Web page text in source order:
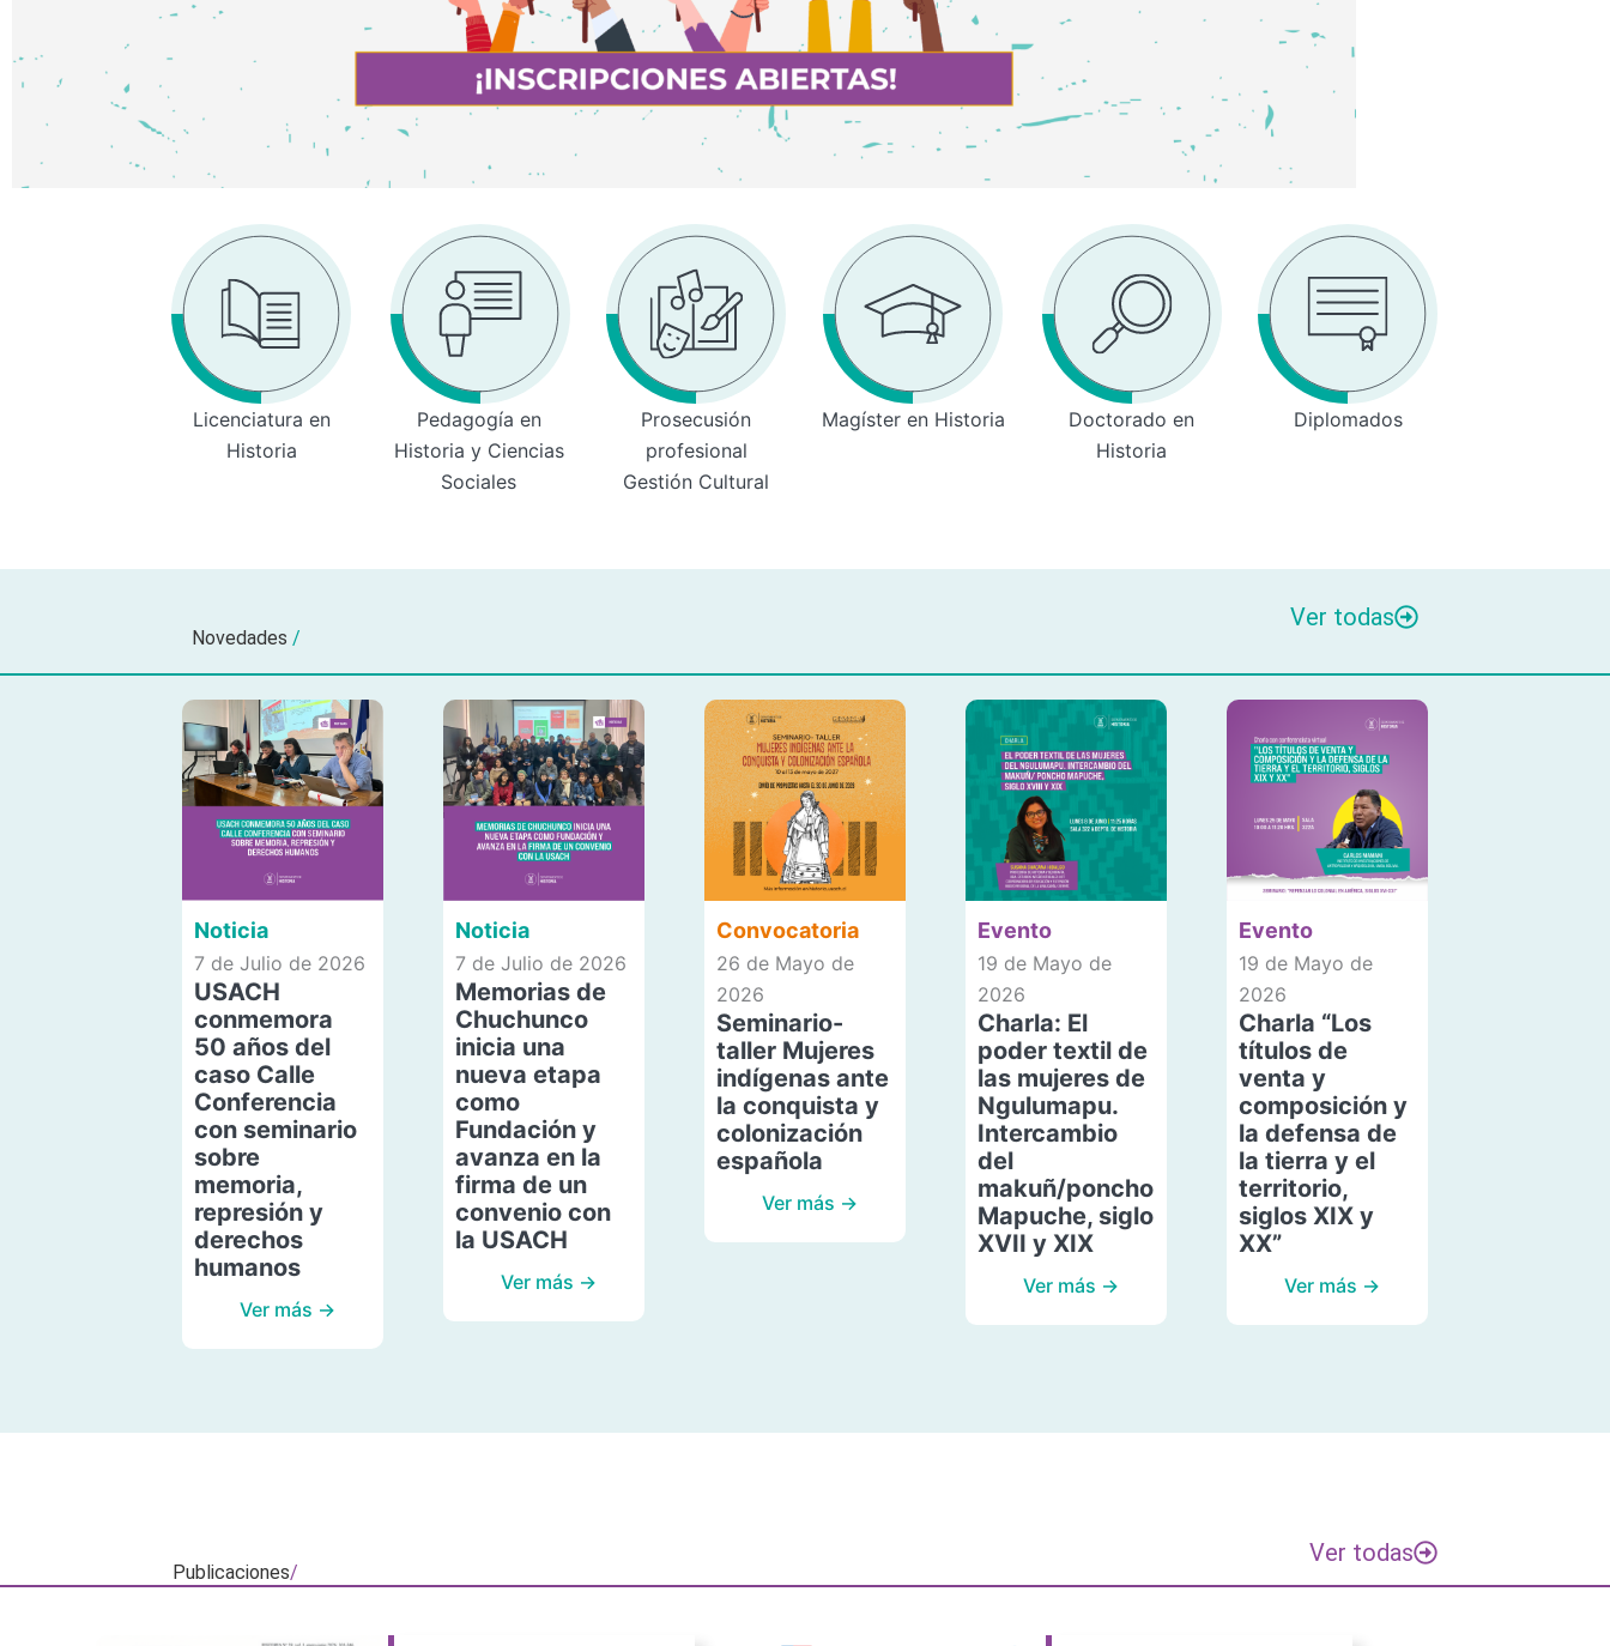
Licenciatura en
Historia
Pedagogía en
Historia y Ciencias
Sociales
Prosecusión
profesional
Gestión Cultural
Magíster en Historia
Doctorado en
Historia
Diplomados
Novedades /
Ver todas
Noticia
7 de Julio de 2026
USACH
conmemora
50 años del
caso Calle
Conferencia
con seminario
sobre
memoria,
represión y
derechos
humanos
Ver más →
Noticia
7 de Julio de 2026
Memorias de
Chuchunco
inicia una
nueva etapa
como
Fundación y
avanza en la
firma de un
convenio con
la USACH
Ver más →
Convocatoria
26 de Mayo de
2026
Seminario-
taller Mujeres
indígenas ante
la conquista y
colonización
española
Ver más →
Evento
19 de Mayo de
2026
Charla: El
poder textil de
las mujeres de
Ngulumapu.
Intercambio
del
makuñ/poncho
Mapuche, siglo
XVII y XIX
Ver más →
Evento
19 de Mayo de
2026
Charla “Los
títulos de
venta y
composición y
la defensa de
la tierra y el
territorio,
siglos XIX y
XX”
Ver más →
Publicaciones/
Ver todas